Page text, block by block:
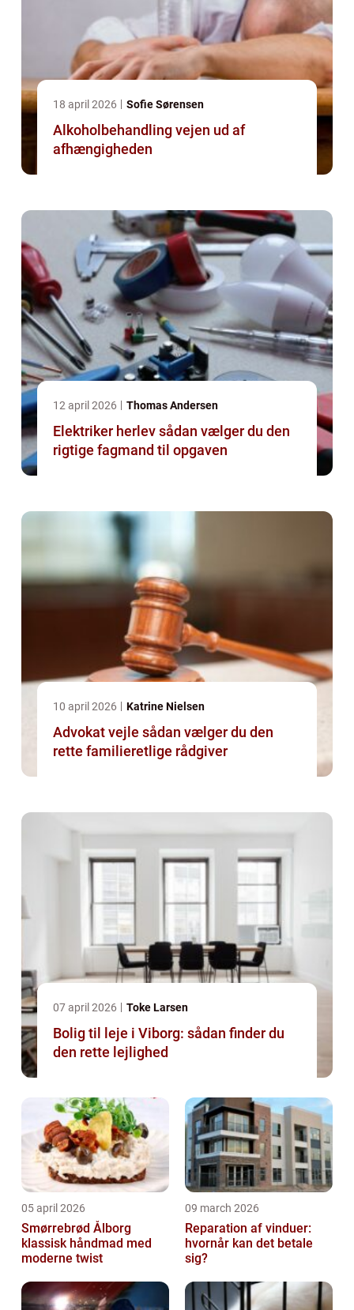
18 april 2026 Sofie Sørensen
Alkoholbehandling vejen ud af
afhængigheden
12 april 2026 Thomas Andersen
Elektriker herlev sådan vælger du den
rigtige fagmand til opgaven
10 april 2026 Katrine Nielsen
Advokat vejle sådan vælger du den
rette familieretlige rådgiver
07 april 2026 Toke Larsen
Bolig til leje i Viborg: sådan finder du
den rette lejlighed
05 april 2026
Smørrebrød Ålborg
klassisk håndmad med
moderne twist
09 march 2026
Reparation af vinduer:
hvornår kan det betale
sig?